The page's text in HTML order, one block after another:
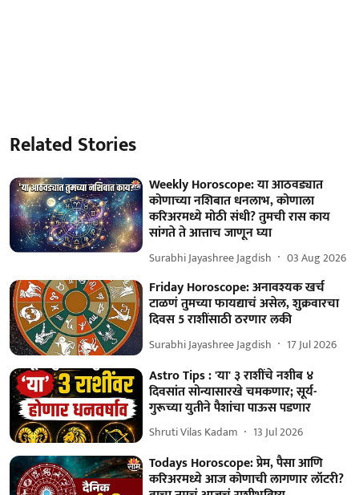
Related Stories
Weekly Horoscope: या आठवड्यात
कोणाच्या नशिबात धनलाभ, कोणाला
करिअरमध्ये मोठी संधी? तुमची रास काय
सांगते ते आत्ताच जाणून घ्या
Surabhi Jayashree Jagdish 03 Aug 2026
Friday Horoscope: अनावश्यक खर्च
टाळणं तुमच्या फायद्याचं असेल, शुक्रवारचा
दिवस 5 राशींसाठी ठरणार लकी
Surabhi Jayashree Jagdish 17 Jul 2026
Astro Tips : 'या' ३ राशींचे नशीब ४
दिवसांत सोन्यासारखे चमकणार; सूर्य-
गुरूच्या युतीने पैशांचा पाऊस पडणार
Shruti Vilas Kadam 13 Jul 2026
Todays Horoscope: प्रेम, पैसा आणि
करिअरमध्ये आज कोणाची लागणार लॉटरी?